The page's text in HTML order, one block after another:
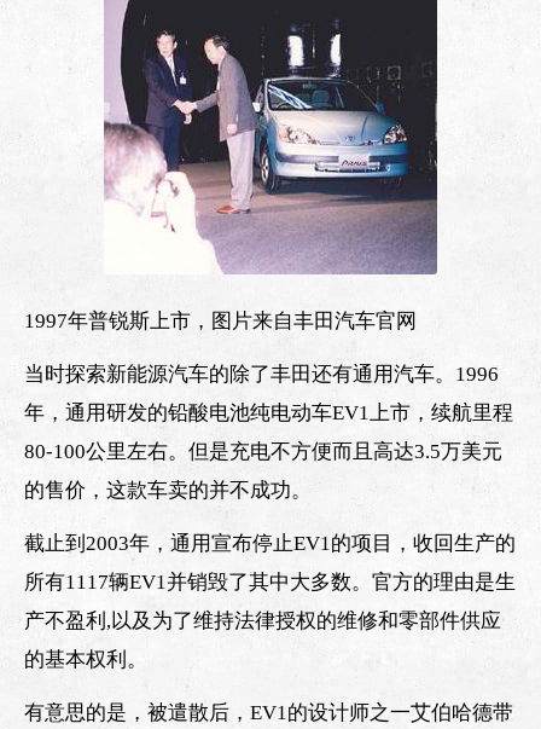
1997年普锐斯上市，图片来自丰田汽车官网
当时探索新能源汽车的除了丰田还有通用汽车。1996
年，通用研发的铅酸电池纯电动车EV1上市，续航里程
80-100公里左右。但是充电不方便而且高达3.5万美元
的售价，这款车卖的并不成功。
截止到2003年，通用宣布停止EV1的项目，收回生产的
所有1117辆EV1并销毁了其中大多数。官方的理由是生
产不盈利,以及为了维持法律授权的维修和零部件供应
的基本权利。
有意思的是，被遣散后，EV1的设计师之一艾伯哈德带